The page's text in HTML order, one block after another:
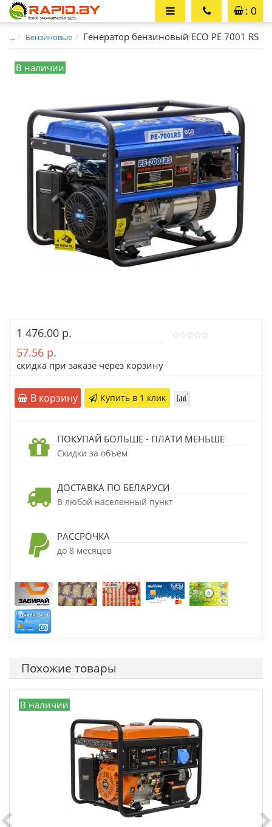
: 0
... Бензиновые Генератор бензиновый ECO PE 7001 RS
В наличии
1 476.00 р.
57.56 р.
скидка при заказе через корзину
В корзину Купить в 1 клик
ПОКУПАЙ БОЛЬШЕ - ПЛАТИ МЕНЬШЕ
Скидки за объем
ДОСТАВКА ПО БЕЛАРУСИ
В любой населенный пункт
РАССРОЧКА
до 8 месяцев
Похожие товары
В наличии